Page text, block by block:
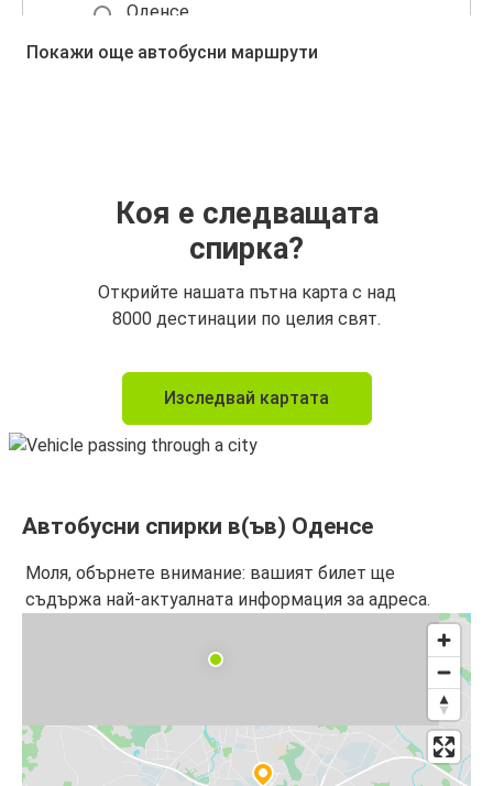
Оденсе
Оденсе
Копенхаген
Оденсе
Покажи още автобусни маршрути
Коя е следващата
спирка?
Открийте нашата пътна карта с над
8000 дестинации по целия свят.
Изследвай картата
Автобусни спирки в(ъв) Оденсе
Моля, обърнете внимание: вашият билет ще
съдържа най-актуалната информация за адреса.